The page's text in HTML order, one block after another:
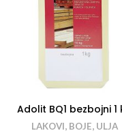
Adolit BQ1 bezbojni 1
LAKOVI, BOJE, ULJA